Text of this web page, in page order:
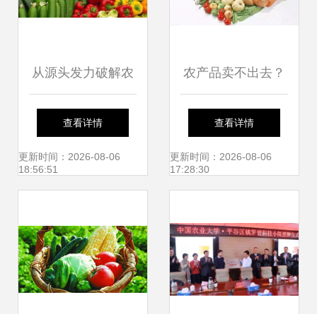
从源头发力破解农
产品卖难——访农
业农村部市场经济
查看详情
更新时间：2026-08-06
18:56:51
农产品卖不出去？
可能您忽视了这些
爆款技巧！
查看详情
更新时间：2026-08-06
17:28:30